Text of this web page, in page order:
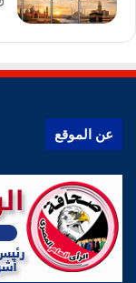
عن الموقع